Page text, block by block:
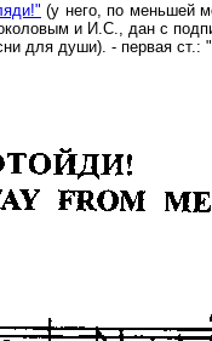
(у него, по меньшей
и И.С., дан с
души). - первая ст.: